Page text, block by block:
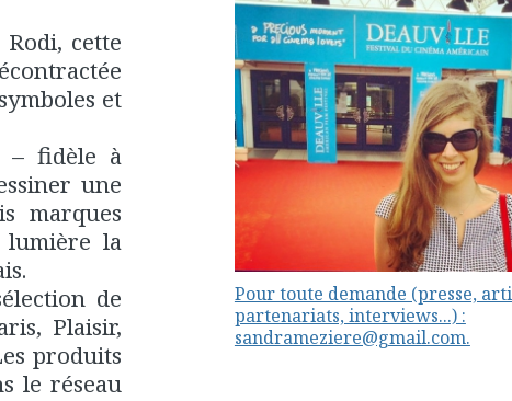
cette
et
– fidèle à
une
marques
la
de
Plaisir,
produits
le réseau
Pour toute demande (presse,
partenariats, interviews...) :
sandrameziere@gmail.com.